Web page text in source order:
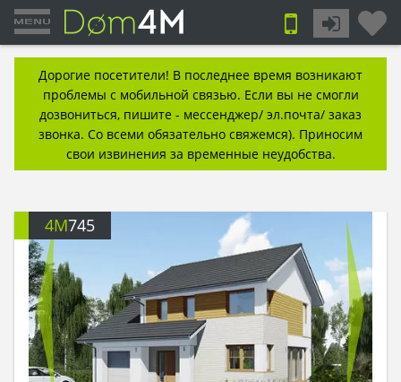
Дорогие посетители! В последнее время возникают
проблемы с мобильной связью. Если вы не смогли
дозвониться, пишите - мессенджер/ эл.почта/ заказ
звонка. Со всеми обязательно свяжемся). Приносим
свои извинения за временные неудобства.
4M745